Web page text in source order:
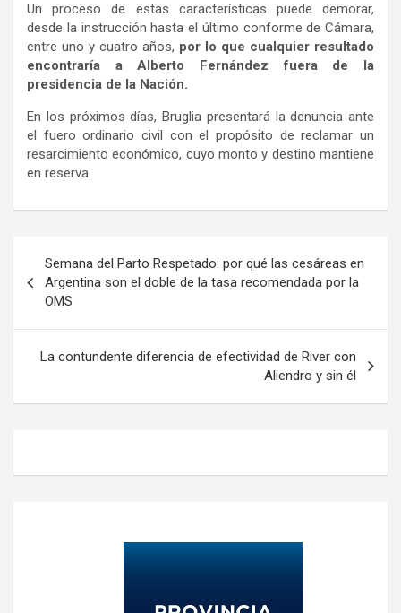
Un proceso de estas características puede demorar,
desde la instrucción hasta el último conforme de Cámara,
entre uno y cuatro años, por lo que cualquier resultado
encontraría a Alberto Fernández fuera de la
presidencia de la Nación.
En los próximos días, Bruglia presentará la denuncia ante
el fuero ordinario civil con el propósito de reclamar un
resarcimiento económico, cuyo monto y destino mantiene
en reserva.
de
entradas
Semana del Parto Respetado: por qué las cesáreas en
Argentina son el doble de la tasa recomendada por la
OMS
La contundente diferencia de efectividad de River con
Aliendro y sin él